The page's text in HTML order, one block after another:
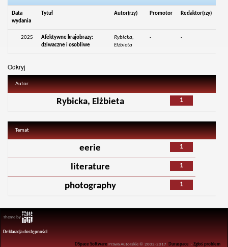
Data
wydania
Tytuł Autor(rzy) Promotor Redaktor(rzy)
2025
Afektywne krajobrazy:
dziwaczne i osobliwe
Rybicka,
Elżbieta
- -
Odkryj
Autor
1
Rybicka, Elżbieta
Temat
1
eerie
1
literature
1
photography
Theme by
Deklaracja dostępności
DSpace Software Prawa Autorskie © 2002-2017 Duraspace -Zgłoś problem